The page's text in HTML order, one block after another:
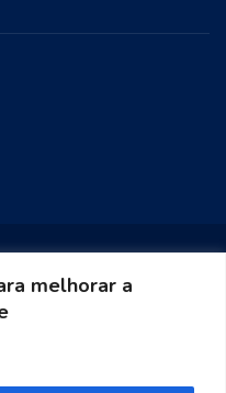
melhorar a